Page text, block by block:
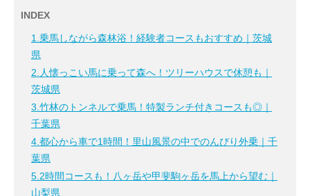
INDEX
1.乗馬しながら森林浴！経験者コースもおすすめ｜茨城
県
2.人懐っこい馬に乗って森へ！ツリーハウスで休憩も｜
茨城県
3.竹林のトンネルで乗馬！特製ランチ付きコースも◎｜
千葉県
4.都心から車で1時間！里山風景の中でのんびり外乗｜千
葉県
5.2時間コースも！八ヶ岳や甲斐駒ヶ岳を馬上から望む｜
山梨県